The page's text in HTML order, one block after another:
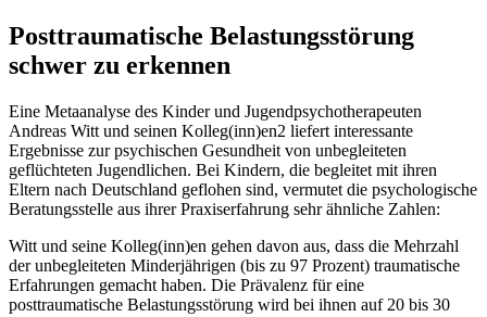
Posttraumatische Belastungsstörung
schwer zu erkennen
Eine Metaanalyse des Kinder und Jugendpsychotherapeuten
Andreas Witt und seinen Kolleg(inn)en2 liefert interessante
Ergebnisse zur psychischen Gesundheit von unbegleiteten
geflüchteten Jugendlichen. Bei Kindern, die begleitet mit ihren
Eltern nach Deutschland geflohen sind, vermutet die psychologische
Beratungsstelle aus ihrer Praxiserfahrung sehr ähnliche Zahlen:
Witt und seine Kolleg(inn)en gehen davon aus, dass die Mehrzahl
der unbegleiteten Minderjährigen (bis zu 97 Prozent) traumatische
Erfahrungen gemacht haben. Die Prävalenz für eine
posttraumatische Belastungsstörung wird bei ihnen auf 20 bis 30